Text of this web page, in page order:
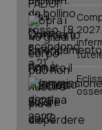
Rene &
Salute
Sangue &